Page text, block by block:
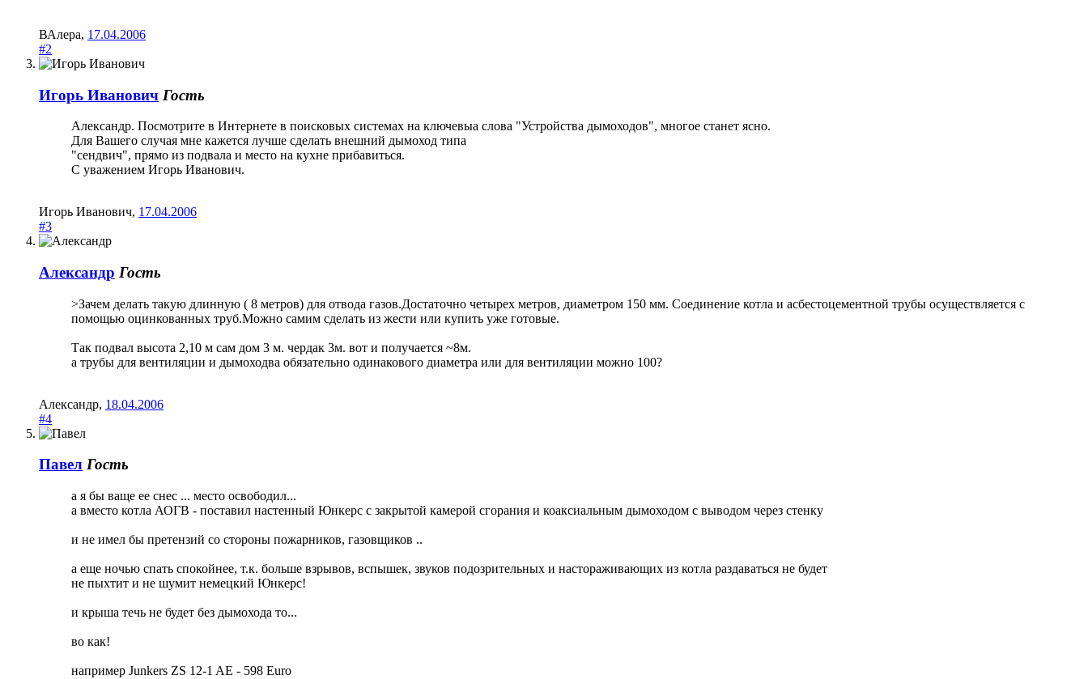
ВАлера, 17.04.2006
#2
Игорь Иванович Гость
Александр. Посмотрите в Интернете в поисковых системах на ключевыа слова "Устройства дымоходов", многое станет ясно.
Для Вашего случая мне кажется лучше сделать внешний дымоход типа
"сендвич", прямо из подвала и место на кухне прибавиться.
С уважением Игорь Иванович.
Игорь Иванович, 17.04.2006
#3
Александр Гость
>Зачем делать такую длинную ( 8 метров) для отвода газов.Достаточно четырех метров, диаметром 150 мм. Соединение котла и асбестоцементной трубы осуществляется с
помощью оцинкованных труб.Можно самим сделать из жести или купить уже готовые.
Так подвал высота 2,10 м сам дом 3 м. чердак 3м. вот и получается ~8м.
а трубы для вентиляции и дымоходва обязательно одинакового диаметра или для вентиляции можно 100?
Александр, 18.04.2006
#4
Павел Гость
а я бы ваще ее снес ... место освободил...
а вместо котла АОГВ - поставил настенный Юнкерс с закрытой камерой сгорания и коаксиальным дымоходом с выводом через стенку
и не имел бы претензий со стороны пожарников, газовщиков ..
а еще ночью спать спокойнее, т.к. больше взрывов, вспышек, звуков подозрительных и настораживающих из котла раздаваться не будет
не пыхтит и не шумит немецкий Юнкерс!
и крыша течь не будет без дымохода то...
во как!
например Junkers ZS 12-1 AE - 598 Euro